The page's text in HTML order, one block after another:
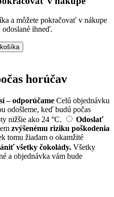
a môžete pokračovať v nákupe
ihneď.
horúčav
– odporúčame Celú objednávku
odošleme, keď budú počas
nižšie ako 24 °C.
Odoslať
zvýšenému riziku poškodenia
tomu žiadam o okamžité
všetky čokolády. Všetky
a objednávka vám bude